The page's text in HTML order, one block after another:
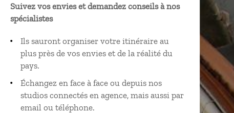
Suivez vos envies et demandez conseils à nos
spécialistes
Ils sauront organiser votre itinéraire au
plus près de vos envies et de la réalité du
pays.
Échangez en face à face ou depuis nos
studios connectés en agence, mais aussi par
email ou téléphone.